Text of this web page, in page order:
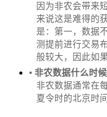
因为非农会带来
来说这是难得的
是：第一，数据
测提前进行交易
般较大，因此如
• 非农数据什么时候
非农数据通常在
夏令时的北京时